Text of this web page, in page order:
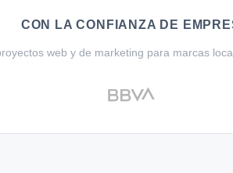
CON LA CONFIANZA DE
web y de marketing para marcas